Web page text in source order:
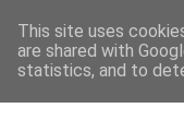
HOME FOTOGRAFIE
This site uses
are shared with
statistics, and to